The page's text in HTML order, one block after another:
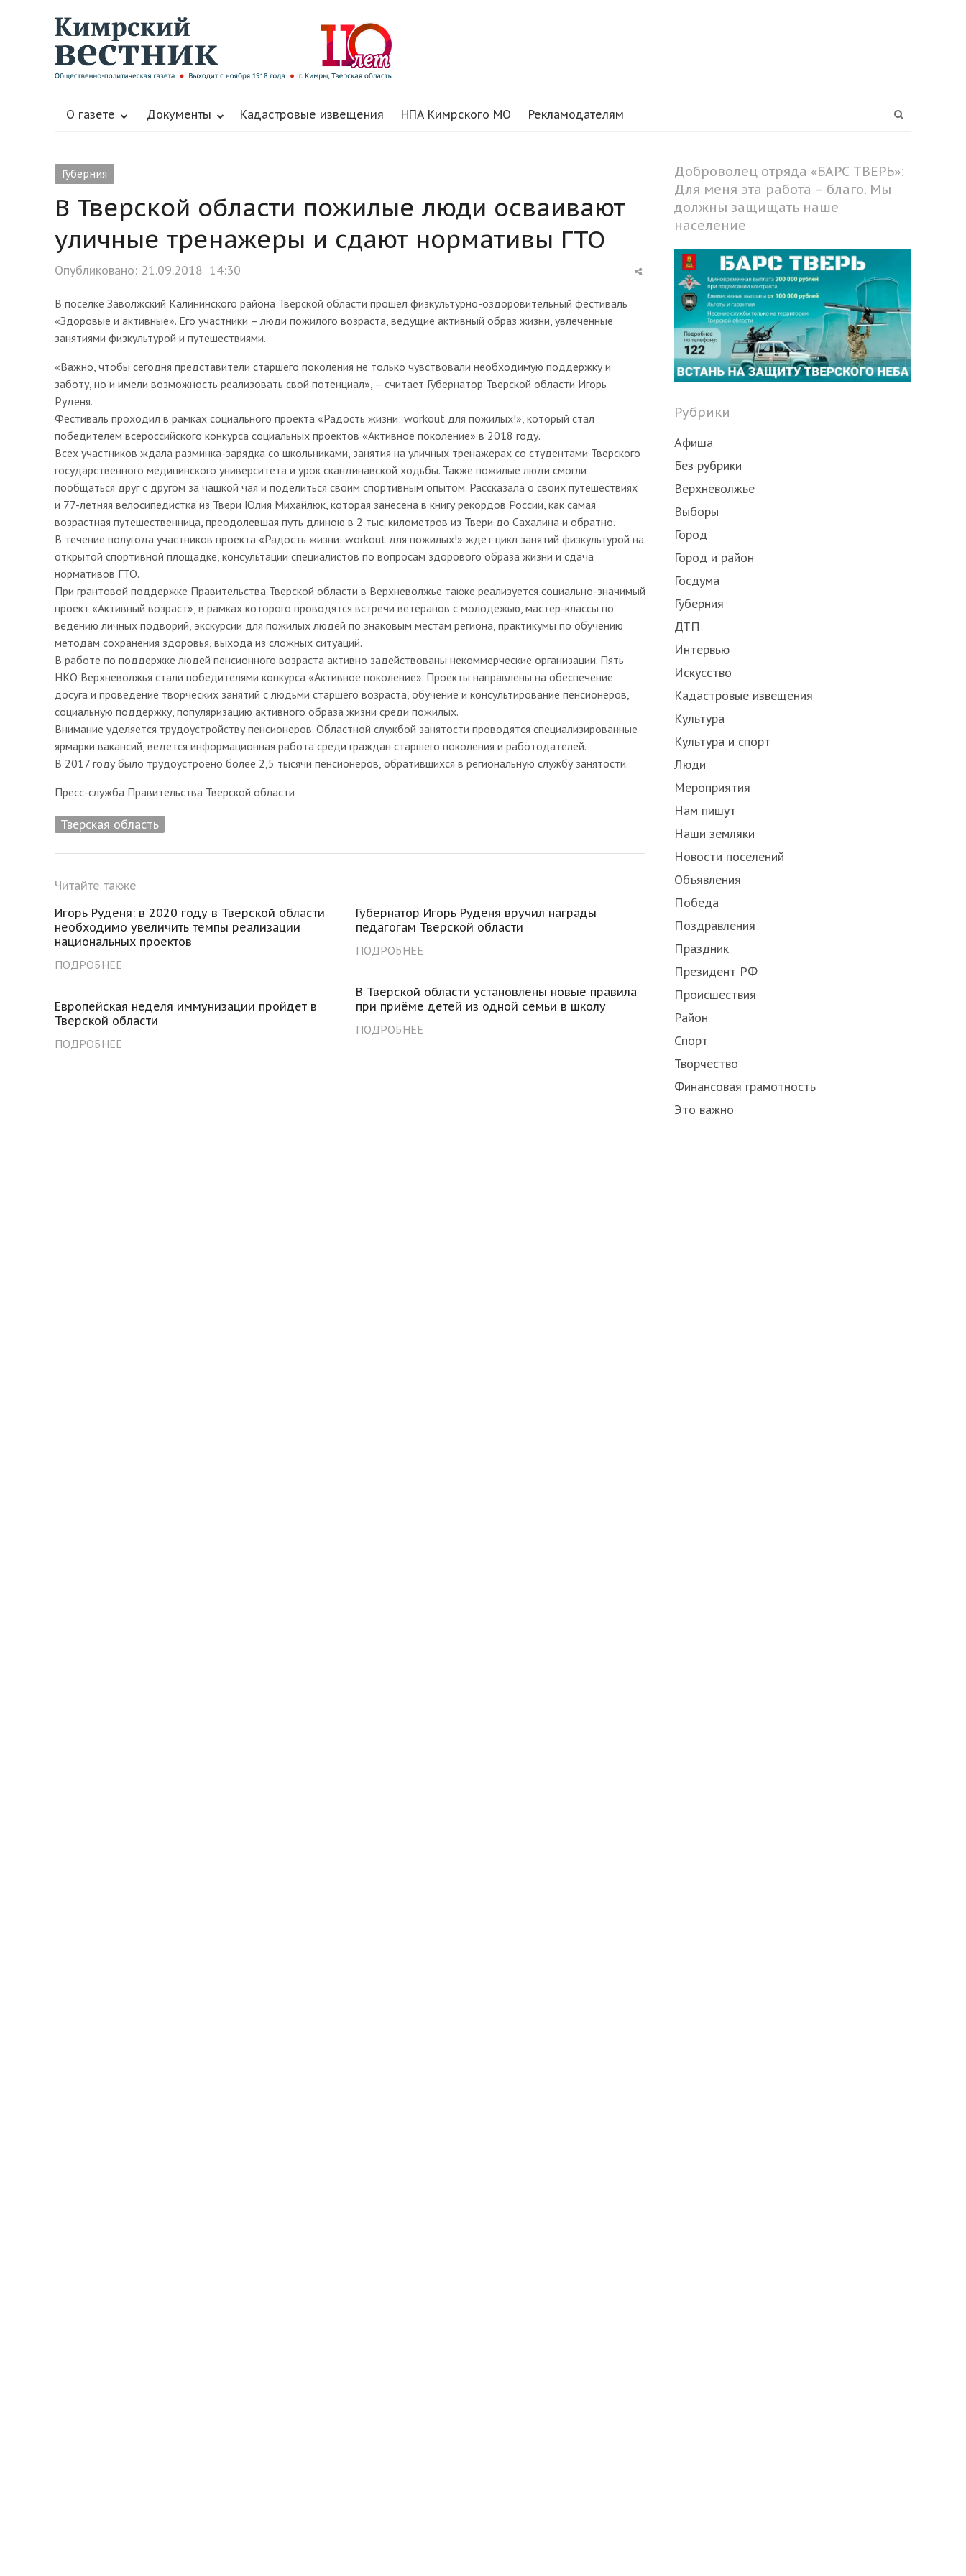
О газете Документы Кадастровые извещения НПА Кимрского МО Рекламодателям
Губерния
В Тверской области пожилые люди осваивают
уличные тренажеры и сдают нормативы ГТО
Опубликовано: 21.09.2018 14:30
Share
В поселке Заволжский Калининского района Тверской области прошел физкультурно-оздоровительный фестиваль
«Здоровые и активные». Его участники – люди пожилого возраста, ведущие активный образ жизни, увлеченные
занятиями физкультурой и путешествиями.
«Важно, чтобы сегодня представители старшего поколения не только чувствовали необходимую поддержку и
заботу, но и имели возможность реализовать свой потенциал», – считает Губернатор Тверской области Игорь
Руденя.
Фестиваль проходил в рамках социального проекта «Радость жизни: workout для пожилых!», который стал
победителем всероссийского конкурса социальных проектов «Активное поколение» в 2018 году.
Всех участников ждала разминка-зарядка со школьниками, занятия на уличных тренажерах со студентами Тверского
государственного медицинского университета и урок скандинавской ходьбы. Также пожилые люди смогли
пообщаться друг с другом за чашкой чая и поделиться своим спортивным опытом. Рассказала о своих путешествиях
и 77-летняя велосипедистка из Твери Юлия Михайлюк, которая занесена в книгу рекордов России, как самая
возрастная путешественница, преодолевшая путь длиною в 2 тыс. километров из Твери до Сахалина и обратно.
В течение полугода участников проекта «Радость жизни: workout для пожилых!» ждет цикл занятий физкультурой на
открытой спортивной площадке, консультации специалистов по вопросам здорового образа жизни и сдача
нормативов ГТО.
При грантовой поддержке Правительства Тверской области в Верхневолжье также реализуется социально-значимый
проект «Активный возраст», в рамках которого проводятся встречи ветеранов с молодежью, мастер-классы по
ведению личных подворий, экскурсии для пожилых людей по знаковым местам региона, практикумы по обучению
методам сохранения здоровья, выхода из сложных ситуаций.
В работе по поддержке людей пенсионного возраста активно задействованы некоммерческие организации. Пять
НКО Верхневолжья стали победителями конкурса «Активное поколение». Проекты направлены на обеспечение
досуга и проведение творческих занятий с людьми старшего возраста, обучение и консультирование пенсионеров,
социальную поддержку, популяризацию активного образа жизни среди пожилых.
Внимание уделяется трудоустройству пенсионеров. Областной службой занятости проводятся специализированные
ярмарки вакансий, ведется информационная работа среди граждан старшего поколения и работодателей.
В 2017 году было трудоустроено более 2,5 тысячи пенсионеров, обратившихся в региональную службу занятости.
Пресс-служба Правительства Тверской области
Тверская область
Читайте также
Игорь Руденя: в 2020 году в Тверской области
необходимо увеличить темпы реализации
национальных проектов
ПОДРОБНЕЕ
Губернатор Игорь Руденя вручил награды
педагогам Тверской области
ПОДРОБНЕЕ
В Тверской области установлены новые правила
при приёме детей из одной семьи в школу
ПОДРОБНЕЕ
Европейская неделя иммунизации пройдет в
Тверской области
ПОДРОБНЕЕ
Доброволец отряда «БАРС ТВЕРЬ»:
Для меня эта работа – благо. Мы
должны защищать наше
население
Рубрики
Афиша
Без рубрики
Верхневолжье
Выборы
Город
Город и район
Госдума
Губерния
ДТП
Интервью
Искусство
Кадастровые извещения
Культура
Культура и спорт
Люди
Мероприятия
Нам пишут
Наши земляки
Новости поселений
Объявления
Победа
Поздравления
Праздник
Президент РФ
Происшествия
Район
Спорт
Творчество
Финансовая грамотность
Это важно